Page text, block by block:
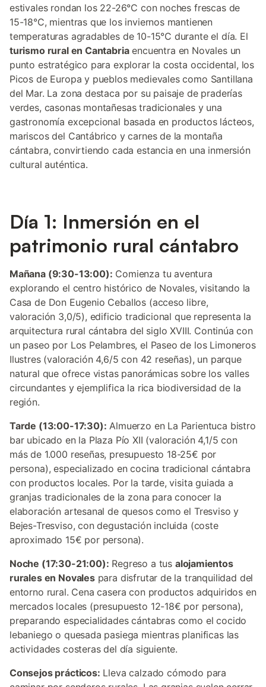
estivales rondan los 22-26°C con noches frescas de
15-18°C, mientras que los inviernos mantienen
temperaturas agradables de 10-15°C durante el día. El
turismo rural en Cantabriaencuentra en Novales un
punto estratégico para explorar la costa occidental, los
Picos de Europa y pueblos medievales como Santillana
del Mar. La zona destaca por su paisaje de praderías
verdes, casonas montañesas tradicionales y una
gastronomía excepcional basada en productos lácteos,
mariscos del Cantábrico y carnes de la montaña
cántabra, convirtiendo cada estancia en una inmersión
cultural auténtica.
Día 1: Inmersión en el
patrimonio rural cántabro
Mañana (9:30-13:00): Comienza tu aventura
explorando el centro histórico de Novales, visitando la
Casa de Don Eugenio Ceballos (acceso libre,
valoración 3,0/5), edificio tradicional que representa la
arquitectura rural cántabra del siglo XVIII. Continúa con
un paseo por Los Pelambres, el Paseo de los Limoneros
Ilustres (valoración 4,6/5 con 42 reseñas), un parque
natural que ofrece vistas panorámicas sobre los valles
circundantes y ejemplifica la rica biodiversidad de la
región.
Tarde (13:00-17:30): Almuerzo en La Parientuca bistro
bar ubicado en la Plaza Pío XII (valoración 4,1/5 con
más de 1.000 reseñas, presupuesto 18-25€ por
persona), especializado en cocina tradicional cántabra
con productos locales. Por la tarde, visita guiada a
granjas tradicionales de la zona para conocer la
elaboración artesanal de quesos como el Tresviso y
Bejes-Tresviso, con degustación incluida (coste
aproximado 15€ por persona).
Noche (17:30-21:00): Regreso a tus alojamientos
rurales en Novalespara disfrutar de la tranquilidad del
entorno rural. Cena casera con productos adquiridos en
mercados locales (presupuesto 12-18€ por persona),
preparando especialidades cántabras como el cocido
lebaniego o quesada pasiega mientras planificas las
actividades costeras del día siguiente.
Consejos prácticos: Lleva calzado cómodo para